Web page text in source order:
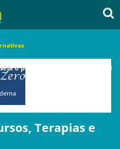
seja o primeiro a avaliar este local
Terapias e